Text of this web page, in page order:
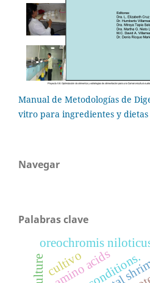
Manual de Metodologías de
vitro para ingredientes y
Navegar
Palabras clave
amino acids
oreochromis
cultivo